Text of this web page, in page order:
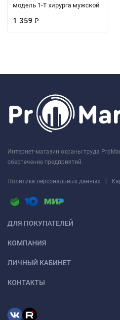
модель 1-Т хирурга мужской
1 359 ₽
Интернет-магазин охраны труда
обеспечение предприятий.
Политика персональных данных |
ДЛЯ ПОКУПАТЕЛЕЙ
КОМПАНИЯ
ЛИЧНЫЙ КАБИНЕТ
КОНТАКТЫ